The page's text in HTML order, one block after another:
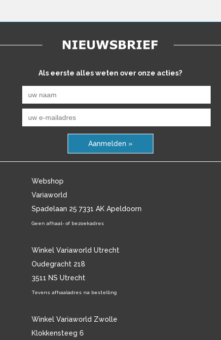
Als eerste alles weten over onze acties?
Aanmelden »
Webshop
Variaworld
Spadelaan 25 7331 AK Apeldoorn
Geen afhaal- of bezoekadres
Winkel Variaworld Utrecht
Oudegracht 218
3511 NS Utrecht
Tevens afhaaladres na bestelling
Winkel Variaworld Zwolle
Klokkensteeg 6